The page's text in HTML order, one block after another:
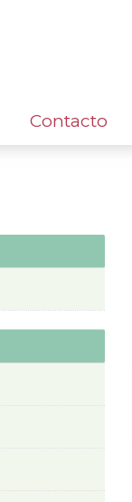
Contacto